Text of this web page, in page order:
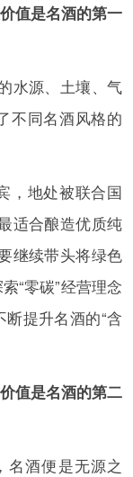
值是名酒的第一
水源、土壤、气
不同名酒风格的
，地处被联合国
适合酿造优质纯
继续带头将绿色
“零碳”经营理念
提升名酒的“含
值是名酒的第二
名酒便是无源之